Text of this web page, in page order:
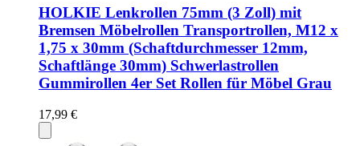
HOLKIE Lenkrollen 75mm (3 Zoll) mit
Bremsen Möbelrollen Transportrollen, M12 x
1,75 x 30mm (Schaftdurchmesser 12mm,
Schaftlänge 30mm) Schwerlastrollen
Gummirollen 4er Set Rollen für Möbel Grau
17,99 €